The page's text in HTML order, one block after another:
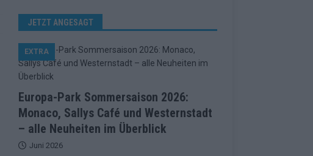
JETZT ANGESAGT
Europa-Park Sommersaison 2026:
Monaco, Sallys Café und Westernstadt
– alle Neuheiten im Überblick
EXTRA
Juni 2026